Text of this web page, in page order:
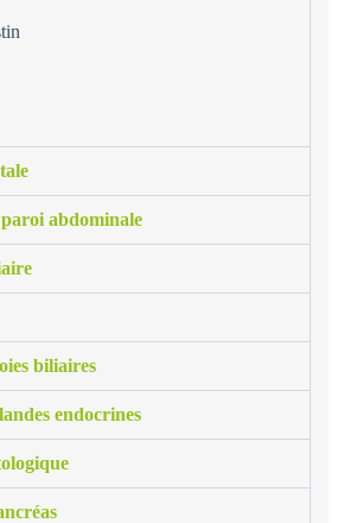
abdominale
biliaires
endocrines